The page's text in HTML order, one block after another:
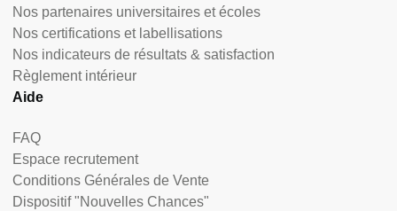
Nos partenaires universitaires et écoles
Nos certifications et labellisations
Nos indicateurs de résultats & satisfaction
Règlement intérieur
Aide
FAQ
Espace recrutement
Conditions Générales de Vente
Dispositif "Nouvelles Chances"